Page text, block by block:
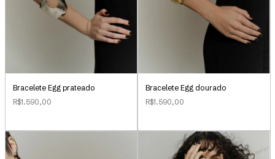
Bracelete Egg prateado
R$1.590,00
Bracelete Egg dourado
R$1.590,00